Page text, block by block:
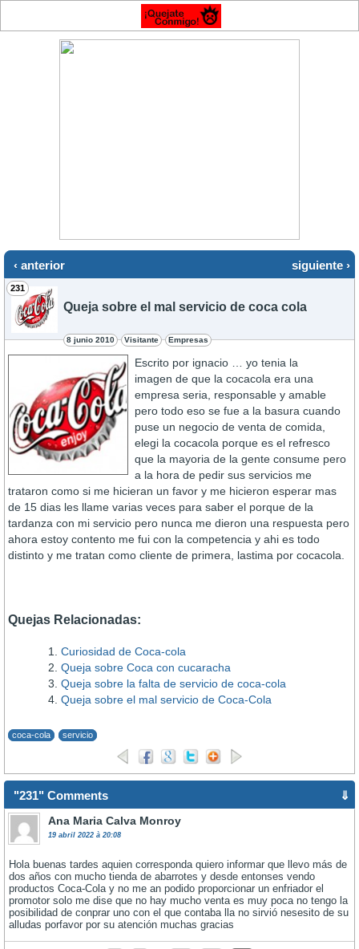
‹ anterior siguiente ›
231
Queja sobre el mal servicio de coca cola
8 junio 2010 Visitante Empresas
Escrito por ignacio … yo tenia la
imagen de que la cocacola era una
empresa seria, responsable y amable
pero todo eso se fue a la basura cuando
puse un negocio de venta de comida,
elegi la cocacola porque es el refresco
que la mayoria de la gente consume pero
a la hora de pedir sus servicios me
trataron como si me hicieran un favor y me hicieron esperar mas
de 15 dias les llame varias veces para saber el porque de la
tardanza con mi servicio pero nunca me dieron una respuesta pero
ahora estoy contento me fui con la competencia y ahi es todo
distinto y me tratan como cliente de primera, lastima por cocacola.
Quejas Relacionadas:
Curiosidad de Coca-cola
Queja sobre Coca con cucaracha
Queja sobre la falta de servicio de coca-cola
Queja sobre el mal servicio de Coca-Cola
coca-cola servicio
"231" Comments ⇓
Ana Maria Calva Monroy
19 abril 2022 à 20:08
Hola buenas tardes aquien corresponda quiero informar que llevo más de
dos años con mucho tienda de abarrotes y desde entonses vendo
productos Coca-Cola y no me an podido proporcionar un enfriador el
promotor solo me dise que no hay mucho venta es muy poca no tengo la
posibilidad de conprar uno con el que contaba lla no sirvió nesesito de su
alludas porfavor por su atención muchas gracias